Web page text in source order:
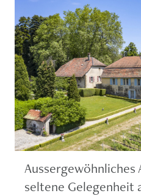
Aussergewöhnliches
seltene Gelegenheit